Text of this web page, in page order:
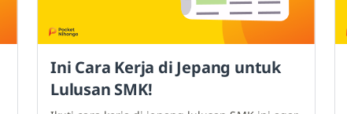
Ini Cara Kerja di Jepang untuk
Lulusan SMK!